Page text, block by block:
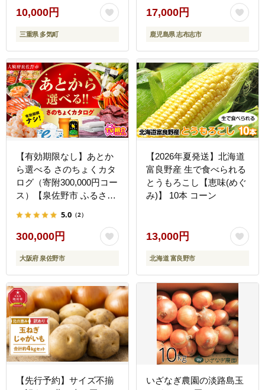
品 簡単 便利 個包装 粘り
冷凍 三重県 多気町 HK-
01
10,000円
三重県 多気町
17,000円
鹿児島県 志布志市
【有効期限なし】あとか
ら選べる さのちょくカタ
ログ（寄附300,000円コー
ス）【泉佐野市 ふるさと
価 肉 ビール 海鮮 野菜 定
期便 タオル ティッシュ
後から カタログギフト あ
5.0 （2）
300,000円
大阪府 泉佐野市
【2026年夏発送】北海道
富良野産 生で食べられる
とうもろこし【恵味(めぐ
み)】 10本 コーン
13,000円
北海道 富良野市
【先行予約】サイズ不揃
いざなぎ農園の淡路島玉